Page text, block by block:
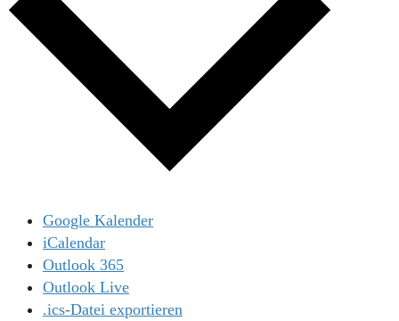
Google Kalender
iCalendar
Outlook 365
Outlook Live
.ics-Datei exportieren